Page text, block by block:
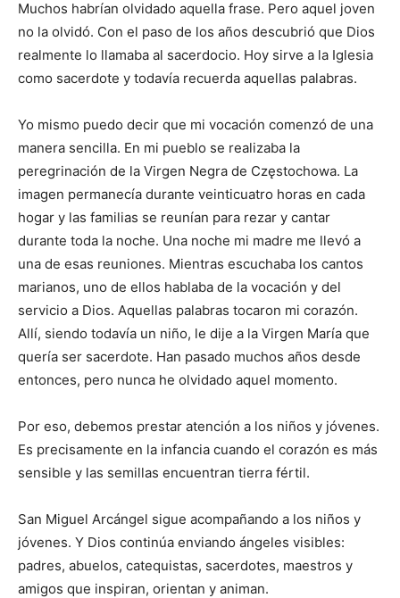
Muchos habrían olvidado aquella frase. Pero aquel joven
no la olvidó. Con el paso de los años descubrió que Dios
realmente lo llamaba al sacerdocio. Hoy sirve a la Iglesia
como sacerdote y todavía recuerda aquellas palabras.
Yo mismo puedo decir que mi vocación comenzó de una
manera sencilla. En mi pueblo se realizaba la
peregrinación de la Virgen Negra de Częstochowa. La
imagen permanecía durante veinticuatro horas en cada
hogar y las familias se reunían para rezar y cantar
durante toda la noche. Una noche mi madre me llevó a
una de esas reuniones. Mientras escuchaba los cantos
marianos, uno de ellos hablaba de la vocación y del
servicio a Dios. Aquellas palabras tocaron mi corazón.
Allí, siendo todavía un niño, le dije a la Virgen María que
quería ser sacerdote. Han pasado muchos años desde
entonces, pero nunca he olvidado aquel momento.
Por eso, debemos prestar atención a los niños y jóvenes.
Es precisamente en la infancia cuando el corazón es más
sensible y las semillas encuentran tierra fértil.
San Miguel Arcángel sigue acompañando a los niños y
jóvenes. Y Dios continúa enviando ángeles visibles:
padres, abuelos, catequistas, sacerdotes, maestros y
amigos que inspiran, orientan y animan.